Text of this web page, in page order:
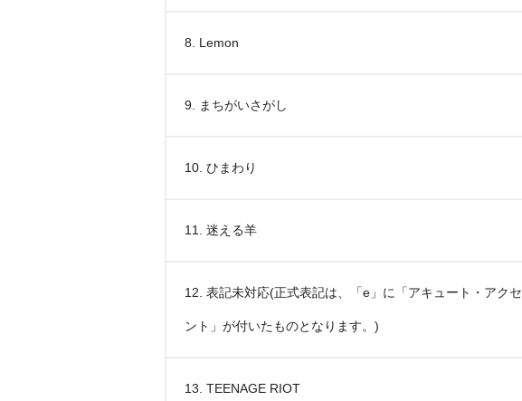
8. Lemon
9. まちがいさがし
10. ひまわり
11. 迷える羊
12. 表記未対応(正式表記は、「e」に「アキュート・アクセ
ント」が付いたものとなります。)
13. TEENAGE RIOT